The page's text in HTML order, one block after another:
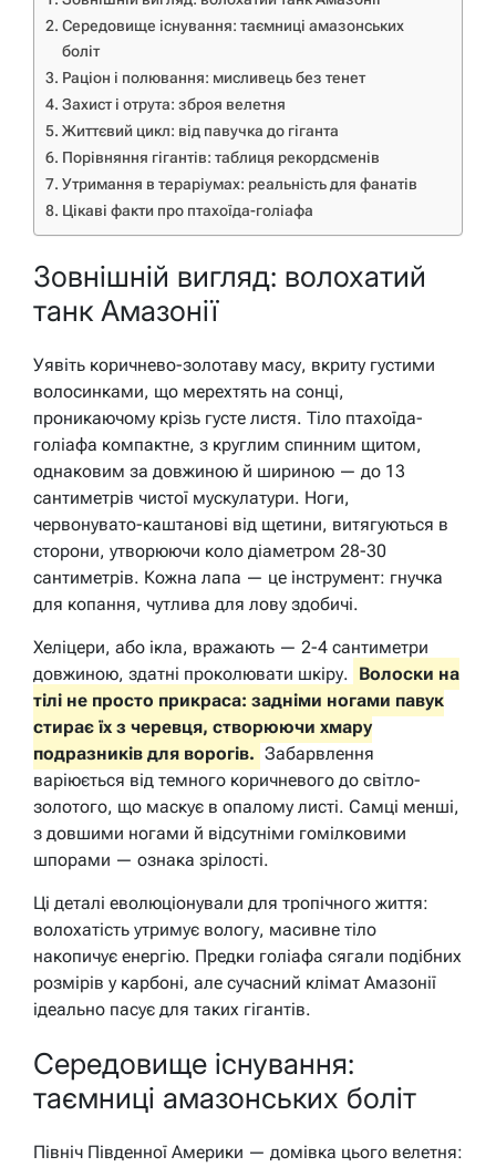
Середовище існування: таємниці амазонських
боліт
Раціон і полювання: мисливець без тенет
Захист і отрута: зброя велетня
Життєвий цикл: від павучка до гіганта
Порівняння гігантів: таблиця рекордсменів
Утримання в тераріумах: реальність для фанатів
Цікаві факти про птахоїда-голіафа
Зовнішній вигляд: волохатий
танк Амазонії
Уявіть коричнево-золотаву масу, вкриту густими
волосинками, що мерехтять на сонці,
проникаючому крізь густе листя. Тіло птахоїда-
голіафа компактне, з круглим спинним щитом,
однаковим за довжиною й шириною — до 13
сантиметрів чистої мускулатури. Ноги,
червонувато-каштанові від щетини, витягуються в
сторони, утворюючи коло діаметром 28-30
сантиметрів. Кожна лапа — це інструмент: гнучка
для копання, чутлива для лову здобичі.
Хеліцери, або ікла, вражають — 2-4 сантиметри
довжиною, здатні проколювати шкіру.
Волоски на
тілі не просто прикраса: задніми ногами павук
стирає їх з черевця, створюючи хмару
подразників для ворогів. Забарвлення
варіюється від темного коричневого до світло-
золотого, що маскує в опалому листі. Самці менші,
з довшими ногами й відсутніми гомілковими
шпорами — ознака зрілості.
Ці деталі еволюціонували для тропічного життя:
волохатість утримує вологу, масивне тіло
накопичує енергію. Предки голіафа сягали подібних
розмірів у карбоні, але сучасний клімат Амазонії
ідеально пасує для таких гігантів.
Середовище існування:
таємниці амазонських боліт
Північ Південної Америки — домівка цього велетня: